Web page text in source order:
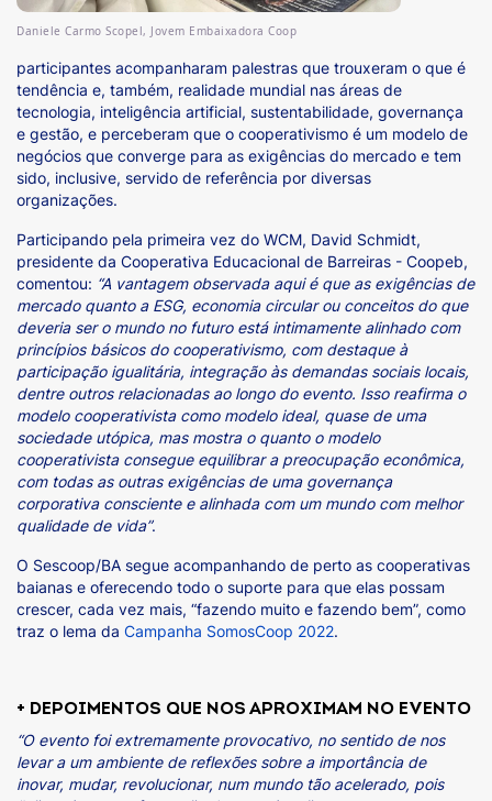
Daniele Carmo Scopel, Jovem Embaixadora Coop
participantes acompanharam palestras que trouxeram o que é
tendência e, também, realidade mundial nas áreas de
tecnologia, inteligência artificial, sustentabilidade, governança
e gestão, e perceberam que o cooperativismo é um modelo de
negócios que converge para as exigências do mercado e tem
sido, inclusive, servido de referência por diversas
organizações.
Participando pela primeira vez do WCM, David Schmidt,
presidente da Cooperativa Educacional de Barreiras - Coopeb,
comentou: “A vantagem observada aqui é que as exigências de
mercado quanto a ESG, economia circular ou conceitos do que
deveria ser o mundo no futuro está intimamente alinhado com
princípios básicos do cooperativismo, com destaque à
participação igualitária, integração às demandas sociais locais,
dentre outros relacionadas ao longo do evento. Isso reafirma o
modelo cooperativista como modelo ideal, quase de uma
sociedade utópica, mas mostra o quanto o modelo
cooperativista consegue equilibrar a preocupação econômica,
com todas as outras exigências de uma governança
corporativa consciente e alinhada com um mundo com melhor
qualidade de vida”.
O Sescoop/BA segue acompanhando de perto as cooperativas
baianas e oferecendo todo o suporte para que elas possam
crescer, cada vez mais, “fazendo muito e fazendo bem”, como
traz o lema da Campanha SomosCoop 2022.
+ DEPOIMENTOS QUE NOS APROXIMAM NO EVENTO
“O evento foi extremamente provocativo, no sentido de nos
levar a um ambiente de reflexões sobre a importância de
inovar, mudar, revolucionar, num mundo tão acelerado, pois